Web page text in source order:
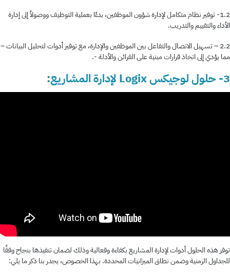
1.2- توفير نظام متكامل لإدارة شؤون الموظفين، بدءًا بعملية التوظيف ووصولاً إلى إدارة
الأداء والتقييم والتدريب.
2.2 – تسهيل الاتصال والتفاعل بين الموظفين والإدارة، مع توفير أدوات لتحليل البيانات –
مما يؤدي إلى اتخاذ قرارات مبنية على القرائن والأدلة -.
3- حلول لوجيكس Logix لإدارة المشاريع:
توفر هذه الحلول أدوات لإدارة المشاريع بكفاءة وفعالية وذلك لضمان تنفيذها بنجاح وفقًا
للجداول الزمنية وضمن نطاق الميزانيات المحددة. بهذا الخصوص، يجدر بنا ذكر ما يلي: